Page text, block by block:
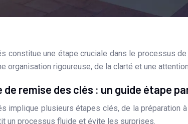
organisation rigoureuse, de la clarté et une
de remise des clés : un guide étape
implique plusieurs étapes clés, de la préparation
un processus fluide et évite les surprises.